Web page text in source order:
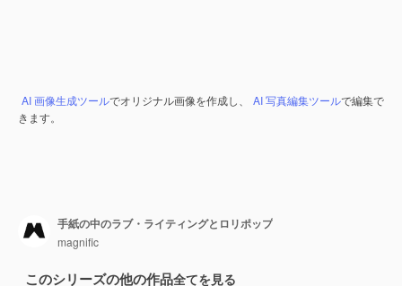
AI 画像生成ツールでオリジナル画像を作成し、 AI 写真編集ツールで編集で
きます。
手紙の中のラブ・ライティングとロリポップ
magnific
このシリーズの他の作品全てを見る